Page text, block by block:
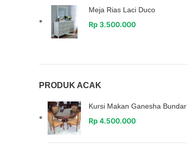
Meja Rias Laci Duco
Rp 3.500.000
PRODUK ACAK
Kursi Makan Ganesha Bundar
Rp 4.500.000